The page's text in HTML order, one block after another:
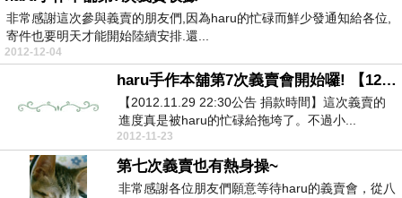
非常感謝這次參與義賣的朋友們,因為haru的忙碌而鮮少發通知給各位,
寄件也要明天才能開始陸續安排.還...
2012-12-04
haru手作本舖第7次義賣會開始囉! 【12/03捐款】
【2012.11.29 22:30公告 捐款時間】這次義賣的
進度真是被haru的忙碌給拖垮了。不過小...
2012-11-23
第七次義賣也有熱身操~
非常感謝各位朋友們願意等待haru的義賣會，從八